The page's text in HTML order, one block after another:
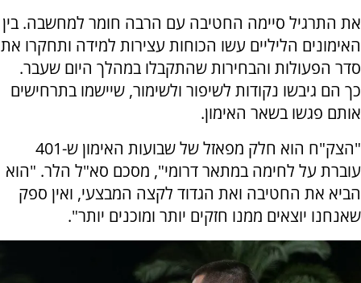
את התרגיל סיימה החטיבה עם הרבה חומר למחשבה. בין
האימונים הליליים עשו הכוחות עצירות למידה ותחקרו את
סדר הפעולות והבחירות שהתקבלו במהלך היום שעבר.
כך הם גיבשו נקודות לשיפור ולשימור, שיישמו בתרחישים
אותם פגשו בשאר האימון.
"הצק"ח הוא חלק מפאזל של שבועות האימון ש-401
עוברת על לחימה במתאר דרומי", מסכם סא"ל הלר. "הוא
הביא את החטיבה ואת הגדוד לקצה המבצעי, ואין ספק
שאנחנו יוצאים ממנו חזקים יותר ומוכנים יותר".